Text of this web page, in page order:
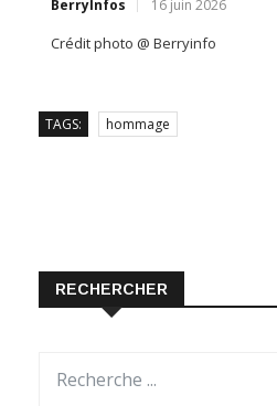
BerryInfos 16 juin 2026
Crédit photo @ Berryinfo
TAGS: hommage
RECHERCHER